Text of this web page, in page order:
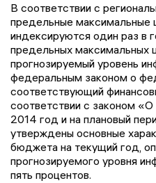
В соответствии с
предельные максимальные
индексируются один раз в
предельных максимальных
прогнозируемый уровень
федеральным законом о
соответствующий
соответствии с законом
2014 год и на плановый
утверждены основные
бюджета на текущий год,
прогнозируемого уровня
пять процентов.